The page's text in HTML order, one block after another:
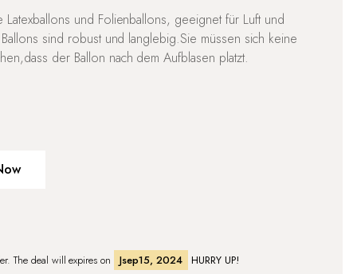
Latexballons und Folienballons, geeignet für Luft und
sind robust und langlebig.Sie müssen sich keine
der Ballon nach dem Aufblasen platzt.
The deal will expires on Jsep15, 2024 HURRY UP!